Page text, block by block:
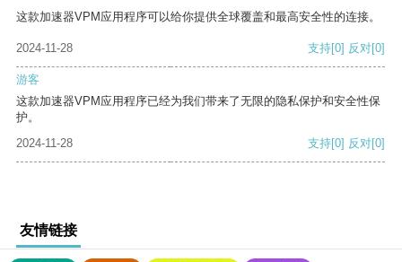
这款加速器VPM应用程序可以给你提供全球覆盖和最高安全性的连接。
2024-11-28 支持[0] 反对[0]
游客
这款加速器VPM应用程序已经为我们带来了无限的隐私保护和安全性保
护。
2024-11-28
支持[0] 反对[0]
友情链接